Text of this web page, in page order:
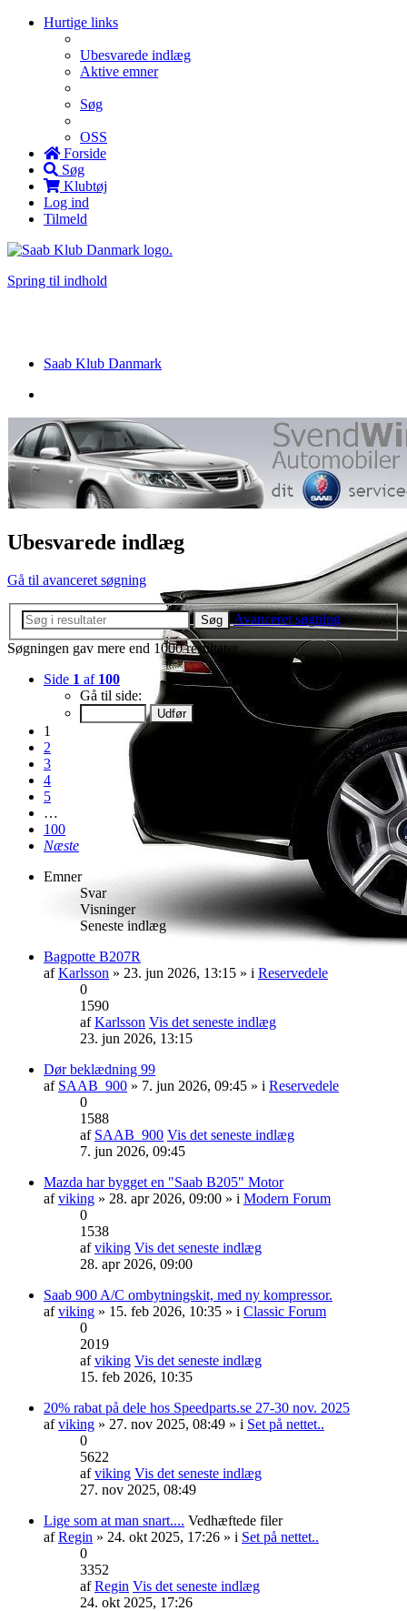
Hurtige links
Ubesvarede indlæg
Aktive emner
Søg
OSS
Forside
Søg
Klubtøj
Log ind
Tilmeld
Spring til indhold
Saab Klub Danmark
Ubesvarede indlæg
Gå til avanceret søgning
Søg
Avanceret søgning
Søgningen gav mere end 1000 resultater
Side 1 af 100
Gå til side:
1
2
3
4
5
…
100
Næste
Emner
Svar
Visninger
Seneste indlæg
Bagpotte B207R
afKarlsson » 23. jun 2026, 13:15 » i Reservedele
0
1590
afKarlsson Vis det seneste indlæg
23. jun 2026, 13:15
Dør beklædning 99
af SAAB_900 » 7. jun 2026, 09:45 » i Reservedele
0
1588
af SAAB_900 Vis det seneste indlæg
7. jun 2026, 09:45
Mazda har bygget en "Saab B205" Motor
afviking » 28. apr 2026, 09:00 » i Modern Forum
0
1538
afviking Vis det seneste indlæg
28. apr 2026, 09:00
Saab 900 A/C ombytningskit, med ny kompressor.
afviking » 15. feb 2026, 10:35 » i Classic Forum
0
2019
afviking Vis det seneste indlæg
15. feb 2026, 10:35
20% rabat på dele hos Speedparts.se 27-30 nov. 2025
afviking » 27. nov 2025, 08:49 » i Set på nettet..
0
5622
afviking Vis det seneste indlæg
27. nov 2025, 08:49
Lige som at man snart.... Vedhæftede filer
afRegin » 24. okt 2025, 17:26 » i Set på nettet..
0
3352
afRegin Vis det seneste indlæg
24. okt 2025, 17:26